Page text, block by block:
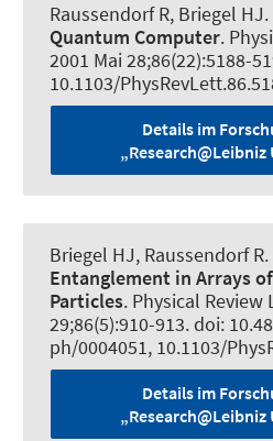
Raussendorf R, Briegel HJ.
Quantum Computer.
2001 Mai 28;86(22):5188-
10.1103/
Details im
Briegel HJ, Raussendorf R.
Entanglement in Arrays
Particles. Physical Review
29;86(5):910-913. doi:
ph/0004051, 10.1103/
Details im